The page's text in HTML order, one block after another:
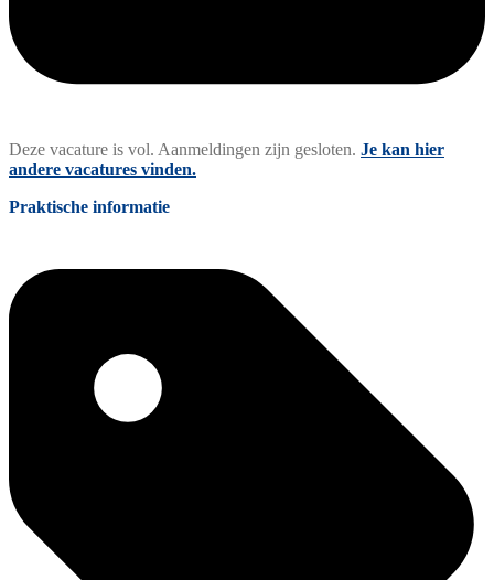
Deze vacature is vol. Aanmeldingen zijn gesloten. Je kan hier
andere vacatures vinden.
Praktische informatie